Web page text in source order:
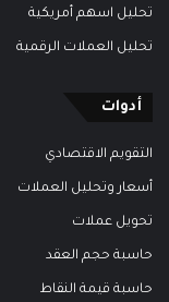
تحليل اسهم أمريكية
تحليل العملات الرقمية
أدوات
التقويم الاقتصادي
أسعار وتحليل العملات
تحويل عملات
حاسبة حجم العقد
حاسبة قيمة النقاط